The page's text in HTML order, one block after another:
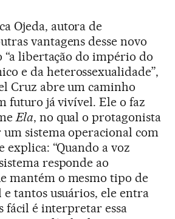
Ojeda, autora de
vantagens desse novo
libertação do império do
e da heterossexualidade”,
Cruz abre um caminho
futuro já vivível. Ele o faz
Ela, no qual o protagonista
sistema operacional com
explica: “Quando a voz
responde ao
mantém o mesmo tipo de
tantos usuários, ele entra
fácil é interpretar essa